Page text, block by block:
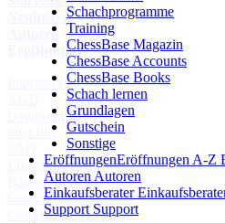
Schachprogramme
Training
ChessBase Magazin
ChessBase Accounts
ChessBase Books
Schach lernen
Grundlagen
Gutschein
Sonstige
EröffnungenEröffnungen A-Z
Autoren Autoren
Einkaufsberater
Support Support
Neuheiten
Autoren
Eröffnungen
Impressum
Datenschutz
über uns
Lizenzen
Barrierefreiheit
Cookies Management
Compliance Hotline